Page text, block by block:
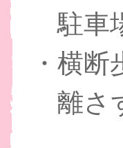
駐車
・横
離さ